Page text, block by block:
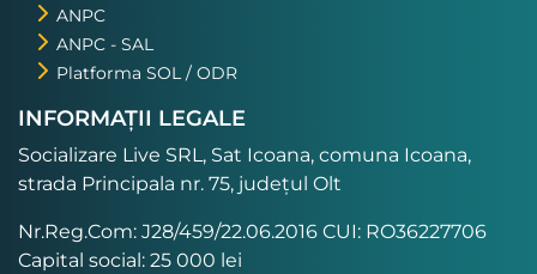
ANPC
ANPC - SAL
Platforma SOL / ODR
INFORMAȚII LEGALE
Socializare Live SRL, Sat Icoana, comuna Icoana,
strada Principala nr. 75, județul Olt
Nr.Reg.Com: J28/459/22.06.2016 CUI: RO36227706
Capital social: 25 000 lei